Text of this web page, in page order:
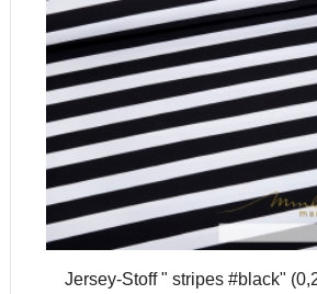
Jersey-Stoff " stripes #black"